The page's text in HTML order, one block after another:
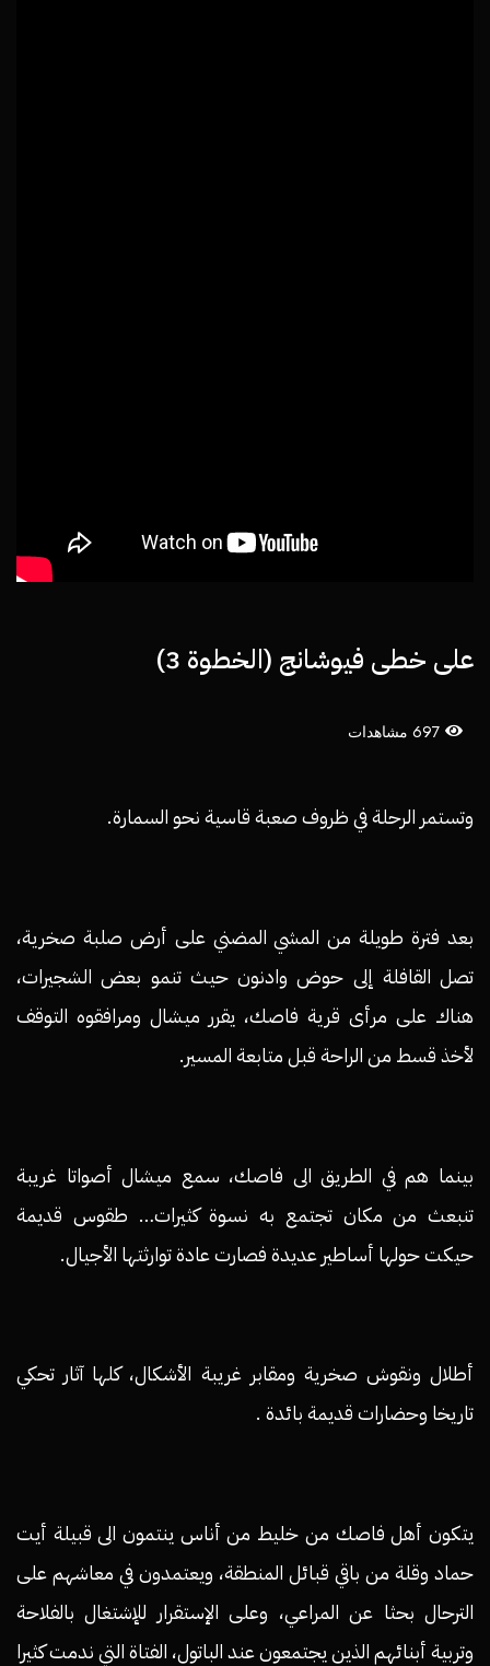
على خطى فيوشانج (الخطوة 3)
697 مشاهدات
وتستمر الرحلة في ظروف صعبة قاسية نحو السمارة.
بعد فترة طويلة من المشي المضني على أرض صلبة صخرية،
تصل القافلة إلى حوض وادنون حيث تنمو بعض الشجيرات،
هناك على مرأى قرية فاصك، يقرر ميشال ومرافقوه التوقف
لأخذ قسط من الراحة قبل متابعة المسير.
بينما هم في الطريق الى فاصك، سمع ميشال أصواتا غريبة
تنبعث من مكان تجتمع به نسوة كثيرات… طقوس قديمة
حيكت حولها أساطير عديدة فصارت عادة توارثتها الأجيال.
أطلال ونقوش صخرية ومقابر غريبة الأشكال، كلها آثار تحكي
تاريخا وحضارات قديمة بائدة .
يتكون أهل فاصك من خليط من أناس ينتمون الى قبيلة أيت
حماد وقلة من باقي قبائل المنطقة، ويعتمدون في معاشهم على
الترحال بحثا عن المراعي، وعلى الإستقرار للإشتغال بالفلاحة
وتربية أبنائهم الذين يجتمعون عند الباتول، الفتاة التي ندمت كثيرا